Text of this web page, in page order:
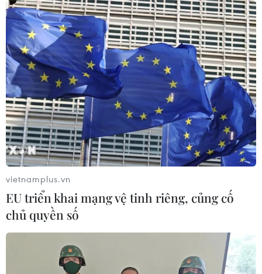
Hãng BMW bắt đầu sản xuất hàng
loạt mẫu xe thuần điện “thế hệ mới”
07/08/2026 01:52
Tiêu chí mới phân loại doanh nghiệp
để thực hiện cơ cấu lại vốn nhà nước
06/08/2026 15:08
Meta tung công cụ AI lập trình tự
động cho nhà phát triển
vietnamplus.vn
EU triển khai mạng vệ tinh riêng, củng cố
chủ quyền số